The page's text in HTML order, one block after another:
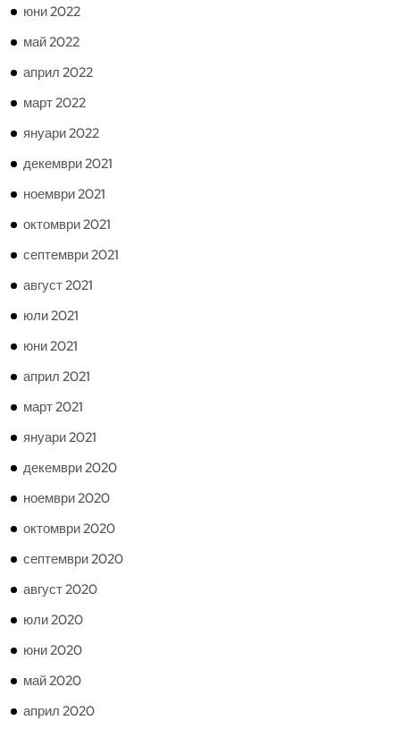
юни 2022
май 2022
април 2022
март 2022
януари 2022
декември 2021
ноември 2021
октомври 2021
септември 2021
август 2021
юли 2021
юни 2021
април 2021
март 2021
януари 2021
декември 2020
ноември 2020
октомври 2020
септември 2020
август 2020
юли 2020
юни 2020
май 2020
април 2020